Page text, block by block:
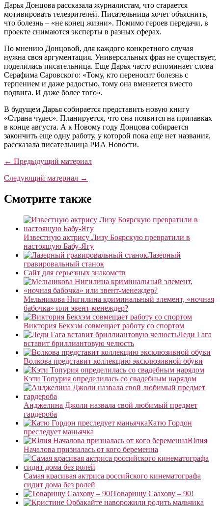
Дарья Донцова рассказала журналистам, что старается
мотивировать телезрителей. Писательница хочет объяснить,
что болезнь – «не конец жизни». Помимо героев передачи, в
проекте снимаются эксперты в разных сферах.
По мнению Донцовой, для каждого конкретного случая
нужна своя аргументация. Универсальных фраз не существует,
поделилась писательница. Еще Дарья часто вспоминает слова
Серафима Саровского: «Тому, кто переносит болезнь с
терпением и даже радостью, тому она вменяется вместо
подвига. И даже более того».
В будущем Дарья собирается представить новую книгу
«Страна чудес». Планируется, что она появится на прилавках
в конце августа. А к Новому году Донцова собирается
закончить еще одну работу, у которой пока еще нет названия,
рассказала писательница РИА Новости.
← Предыдущий материал
Следующий материал →
Смотрите также
Известную актрису Лизу Боярскую превратили в
настоящую Бабу-Ягу
Лазерный
гравировальный станок
Сайт для серьезных знакомств
Мельникова Нигилина криминальный элемент, «ночная
бабочка» или эвент-менеждер?
Виктория Бекхэм совмещает работу со спортом
Леди Гага
вставит бриллиантовую челюсть
Волкова представит коллекцию эксклюзивной обуви
Кэти Топурия определилась со свадебным нарядом
Анджелина Джоли назвала свой любимый предмет
гардероба
Катю Гордон
преследует маньячка
Юлия
Началова призналась от кого беременна
Самая красивая актриса российского кинематографа
сидит дома без ролей
Товарищу Саахову – 90!